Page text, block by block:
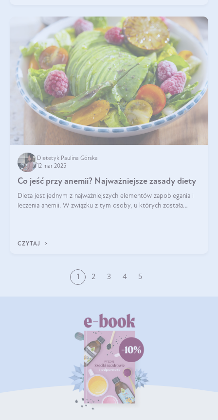
Dietetyk Paulina Górska
12 mar 2025
Co jeść przy anemii? Najważniejsze zasady diety
Dieta jest jednym z najważniejszych elementów zapobiegania i
leczenia anemii. W związku z tym osoby, u których została
CZYTAJ
1 2 3 4 5